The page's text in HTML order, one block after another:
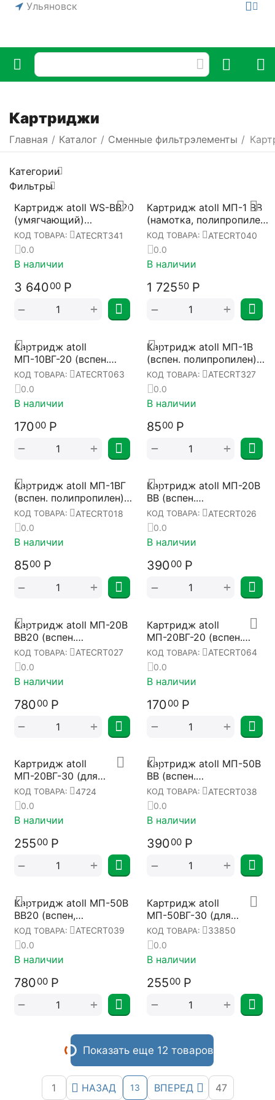
Ульяновск
Картриджи
Главная / Каталог / Сменные фильтрэлементы /
Категории
Фильтры
Картридж atoll WS-BB20
(умягчающий)
ATECRT341
КОД ТОВАРА:
ATECRT341
0.0
В наличии
3 64000 Р
+
−
Картридж atoll МП-1 BB
(намотка, полипропилен)
ATECRT040
КОД ТОВАРА:
ATECRT040
0.0
В наличии
1 72550 Р
+
−
Картридж atoll
МП-10ВГ-20 (вспен.
полипропилен)
ATECRT063
КОД ТОВАРА:
ATECRT063
0.0
В наличии
17000 Р
+
−
Картридж atoll МП-1В
(вспен. полипропилен)
ATECRT327
КОД ТОВАРА:
ATECRT327
0.0
В наличии
8500 Р
+
−
Картридж atoll МП-1ВГ
(вспен. полипропилен)
ATECRT018
КОД ТОВАРА:
ATECRT018
0.0
В наличии
8500 Р
+
−
Картридж atoll МП-20В
BB (вспен.
полипропилен)
ATECRT026
КОД ТОВАРА:
ATECRT026
0.0
В наличии
39000 Р
+
−
Картридж atoll МП-20В
BB20 (вспен.
полипропилен)
ATECRT027
КОД ТОВАРА:
ATECRT027
0.0
В наличии
78000 Р
+
−
Картридж atoll
МП-20ВГ-20 (вспен.
полипропилен)
ATECRT064
КОД ТОВАРА:
ATECRT064
0.0
В наличии
17000 Р
+
−
Картридж atoll
МП-20ВГ-30 (для
горячей воды)
КОД ТОВАРА:
4724
0.0
В наличии
25500 Р
+
−
Картридж atoll МП-50В
BB (вспен.
полипропилен)
ATECRT038
КОД ТОВАРА:
ATECRT038
0.0
В наличии
39000 Р
+
−
Картридж atoll МП-50В
BB20 (вспен,
полипропилен)
ATECRT039
КОД ТОВАРА:
ATECRT039
0.0
В наличии
78000 Р
+
−
Картридж atoll
МП-50ВГ-30 (для
горячей воды)
КОД ТОВАРА:
33850
0.0
В наличии
25500 Р
+
−
Показать еще 12 товаров
1 НАЗАД 13 ВПЕРЕД 47